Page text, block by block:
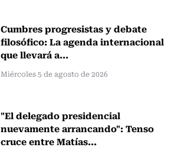
Cumbres progresistas y debate
filosófico: La agenda internacional
que llevará a...
Miércoles 5 de agosto de 2026
"El delegado presidencial
nuevamente arrancando": Tenso
cruce entre Matías...